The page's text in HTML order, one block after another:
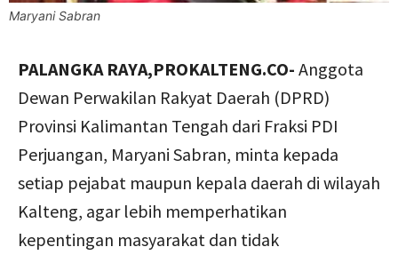
Maryani Sabran
PALANGKA RAYA,PROKALTENG.CO- Anggota
Dewan Perwakilan Rakyat Daerah (DPRD)
Provinsi Kalimantan Tengah dari Fraksi PDI
Perjuangan, Maryani Sabran, minta kepada
setiap pejabat maupun kepala daerah di wilayah
Kalteng, agar lebih memperhatikan
kepentingan masyarakat dan tidak